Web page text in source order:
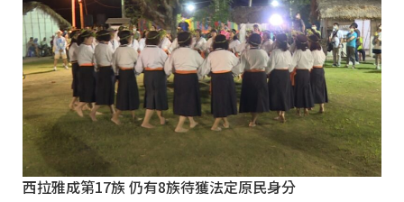
西拉雅成第17族 仍有8族待獲法定原民身分